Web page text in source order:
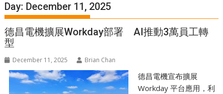
Day: December 11, 2025
德昌電機擴展Workday部署 AI推動3萬員工轉
型
December 11, 2025 Brian Chan
德昌電機宣布擴展
Workday 平台應用，利